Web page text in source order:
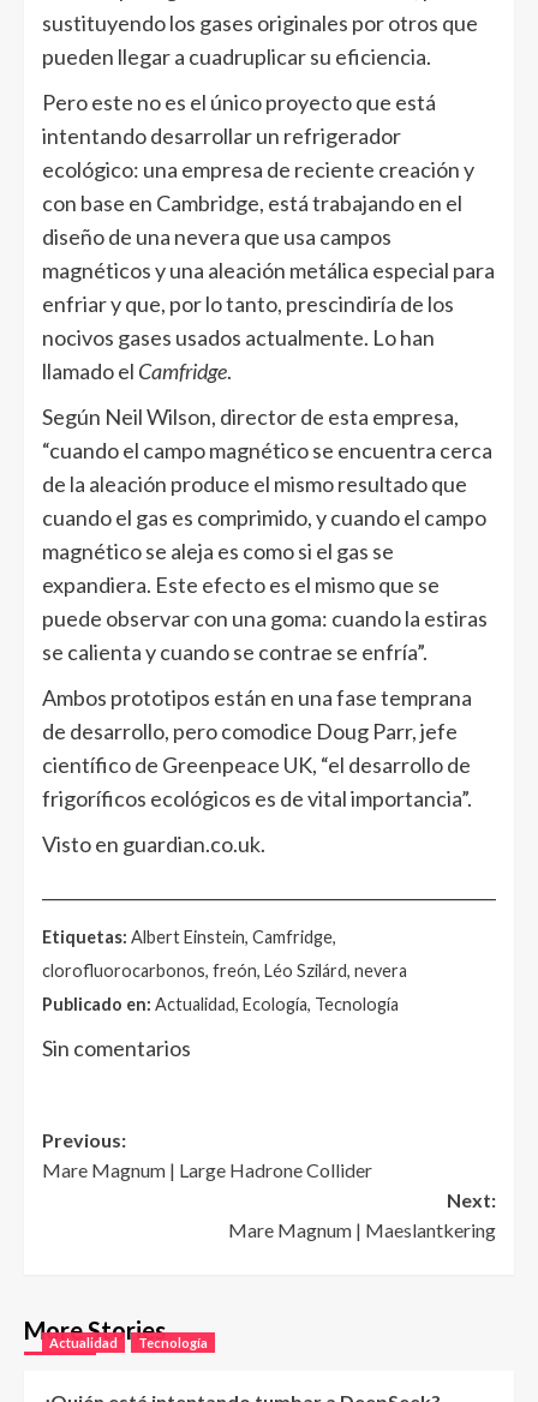
sustituyendo los gases originales por otros que
pueden llegar a cuadruplicar su eficiencia.
Pero este no es el único proyecto que está
intentando desarrollar un refrigerador
ecológico: una empresa de reciente creación y
con base en Cambridge, está trabajando en el
diseño de una nevera que usa campos
magnéticos y una aleación metálica especial para
enfriar y que, por lo tanto, prescindiría de los
nocivos gases usados actualmente. Lo han
llamado el Camfridge.
Según Neil Wilson, director de esta empresa,
“cuando el campo magnético se encuentra cerca
de la aleación produce el mismo resultado que
cuando el gas es comprimido, y cuando el campo
magnético se aleja es como si el gas se
expandiera. Este efecto es el mismo que se
puede observar con una goma: cuando la estiras
se calienta y cuando se contrae se enfría”.
Ambos prototipos están en una fase temprana
de desarrollo, pero comodice Doug Parr, jefe
científico de Greenpeace UK, “el desarrollo de
frigoríficos ecológicos es de vital importancia”.
Visto en guardian.co.uk.
Etiquetas: Albert Einstein, Camfridge,
clorofluorocarbonos, freón, Léo Szilárd, nevera
Publicado en: Actualidad, Ecología, Tecnología
Sin comentarios
Post
navigation
Previous:
Mare Magnum | Large Hadrone Collider
Next:
Mare Magnum | Maeslantkering
More Stories
Actualidad Tecnología